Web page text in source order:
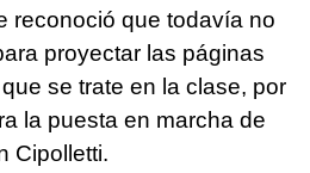
reconoció que todavía no
proyectar las páginas
se trate en la clase, por
la puesta en marcha de
Cipolletti.